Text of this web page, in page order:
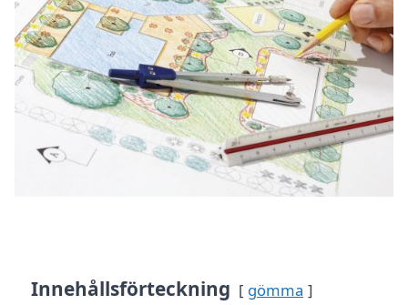
Innehållsförteckning gömma